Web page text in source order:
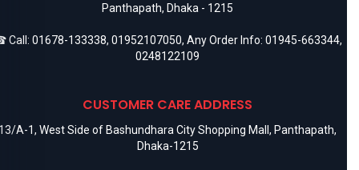
Panthapath, Dhaka - 1215
Call: 01678-133338, 01952107050, Any Order Info: 01945-663344,
0248122109
CUSTOMER CARE ADDRESS
A-1, West Side of Bashundhara City Shopping Mall, Panthapath,
Dhaka-1215